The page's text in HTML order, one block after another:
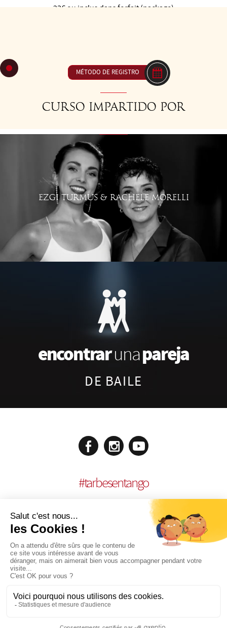
23€ ou inclus dans forfait (package)
MÉTODO DE REGISTRO
Curso impartido por
EZGI TURMUS & RACHELE MORELLI
encontrarunapareja
DE BAILE
#tarbesentango
MENCIONES LEGALES